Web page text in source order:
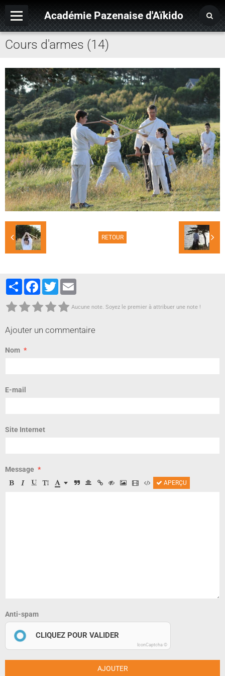
Académie Pazenaise d'Aïkido
Contact
Album photo
Agenda
Cours d'armes (14)
RETOUR
PartagerFacebook
Twitter
Aucune note. Soyez le premier à attribuer une note !
Ajouter un commentaire
Nom
E-mail
Site Internet
Message
APERÇU
Anti-spam
CLIQUEZ POUR VALIDER
IconCaptcha ©
AJOUTER